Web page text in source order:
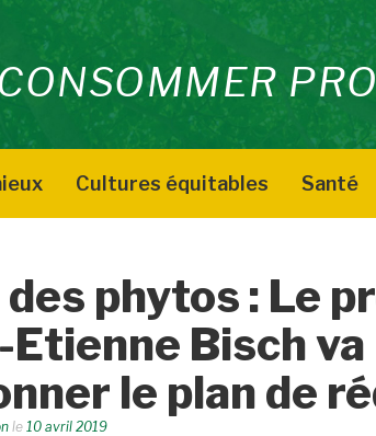
Cultures équitables Santé
des phytos : Le
Bisch va
le plan de
le 10 avril 2019